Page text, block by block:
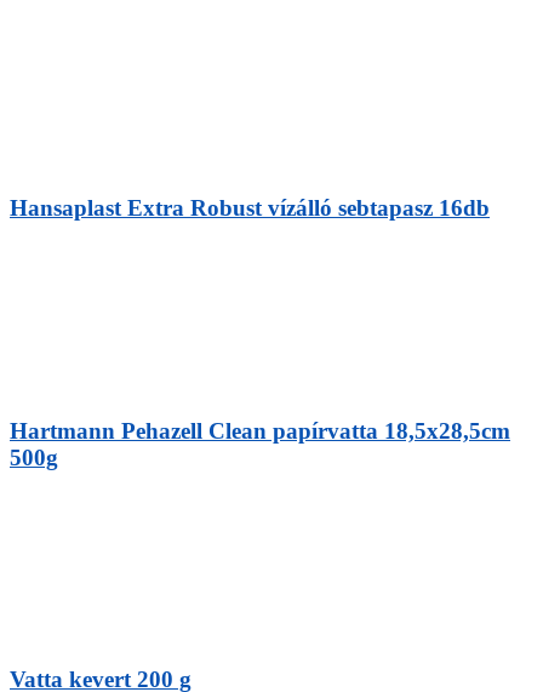
Hansaplast Extra Robust vízálló sebtapasz 16db
Hartmann Pehazell Clean papírvatta 18,5x28,5cm
500g
Vatta kevert 200 g